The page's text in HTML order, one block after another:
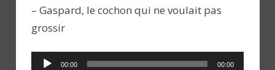
– Gaspard, le cochon qui ne voulait pas
grossir
Lecteur00:00 00:00